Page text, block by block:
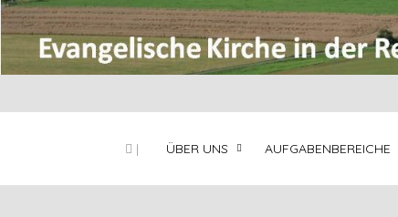
| ÜBER UNS AUFGABENBEREICHE